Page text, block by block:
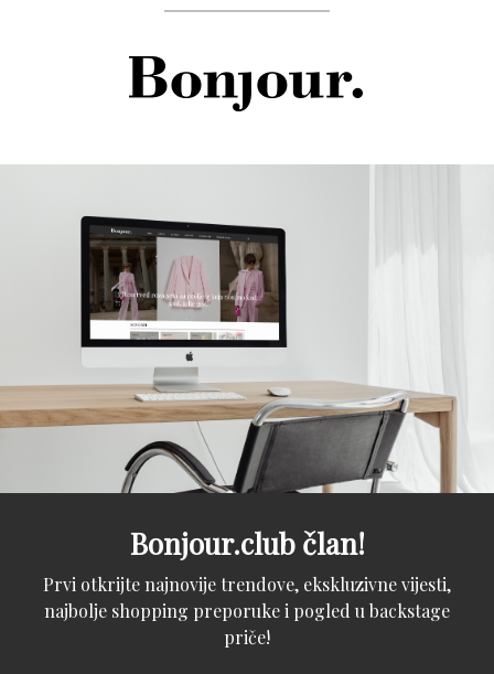
Bonjour.club član!
Prvi otkrijte najnovije trendove, ekskluzivne vijesti,
najbolje shopping preporuke i pogled u backstage
priče!